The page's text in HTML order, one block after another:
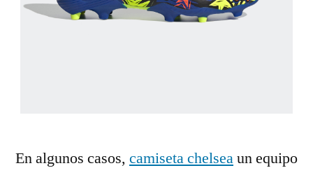
En algunos casos, camiseta chelseaun equipo